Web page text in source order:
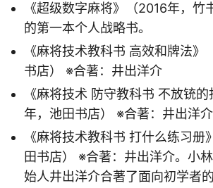
《超级数字麻将》（2016年，竹
的第一本个人战略书。
《麻将技术教科书 高效和牌法》
书店） ※合著：井出洋介
《麻将技术 防守教科书 不放铳
年，池田书店） ※合著：井出洋介
《麻将技术教科书 打什么练习册
田书店） ※合著：井出洋介。小
始人井出洋介合著了面向初学者